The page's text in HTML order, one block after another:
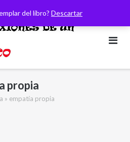
del libro? Descartar
propia
» empatía propia